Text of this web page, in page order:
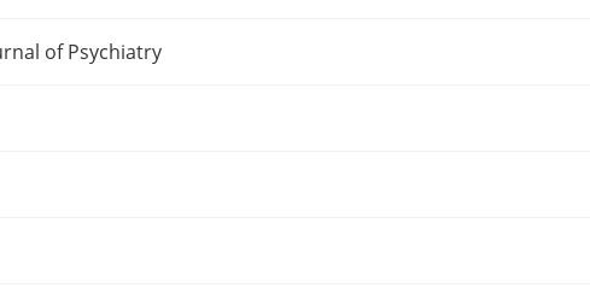
of Psychiatry